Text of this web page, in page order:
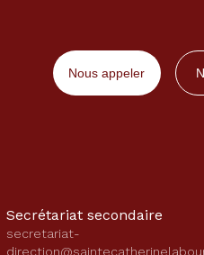
Nous appeler
Secrétariat secondaire
secretariat-